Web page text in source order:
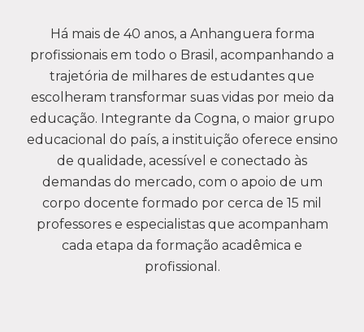
Há mais de 40 anos, a Anhanguera forma
profissionais em todo o Brasil, acompanhando a
trajetória de milhares de estudantes que
escolheram transformar suas vidas por meio da
educação. Integrante da Cogna, o maior grupo
educacional do país, a instituição oferece ensino
de qualidade, acessível e conectado às
demandas do mercado, com o apoio de um
corpo docente formado por cerca de 15 mil
professores e especialistas que acompanham
cada etapa da formação acadêmica e
profissional.